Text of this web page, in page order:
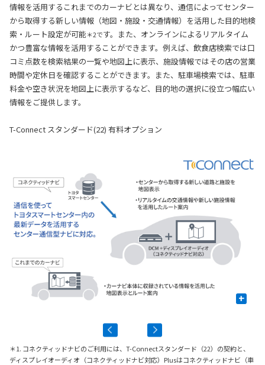
情報を活用するこれまでのカーナビとは異なり、通信によってセンター
から取得する新しい情報（地図・施設・交通情報）を活用した目的地検
索・ルート設定が可能＊2です。また、オンラインによるリアルタイム
かつ豊富な情報を活用することができます。例えば、飲食店検索では口
コミ点数を検索結果の一覧や地図上に表示、施設情報ではその店の営業
時間や定休日を確認することができます。また、駐車場検索では、駐車
料金や空き状況を地図上に表示するなど、目的地の選択に役立つ幅広い
情報をご提供します。
T-Connect スタンダード(22) 有料オプション
+
＊1. コネクティッドナビのご利用には、T-Connectスタンダード（22）の契約と、
ディスプレイオーディオ（コネクティッドナビ対応）Plusはコネクティッドナビ（車